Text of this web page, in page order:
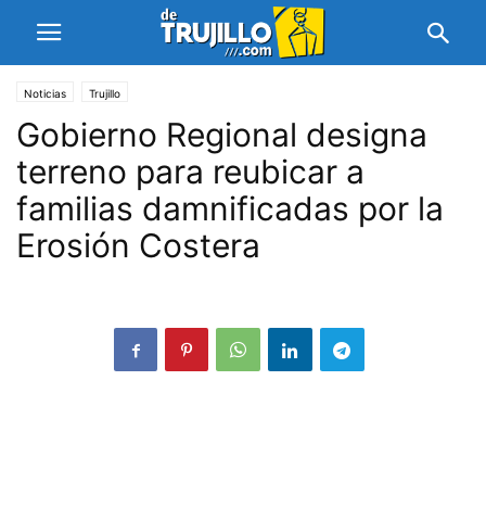
Noticias Trujillo
Gobierno Regional designa
terreno para reubicar a
familias damnificadas por la
Erosión Costera